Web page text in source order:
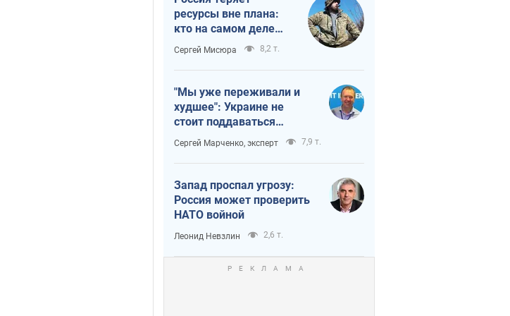
ресурсы вне плана:
кто на самом деле
диктует темп войны
Сергей Мисюра 8,2 т.
"Мы уже переживали и
худшее": Украине не
стоит поддаваться
отчаянию из-за
ракетного террора
Сергей Марченко, эксперт 7,9 т.
Запад проспал угрозу:
Россия может проверить
НАТО войной
Леонид Невзлин 2,6 т.